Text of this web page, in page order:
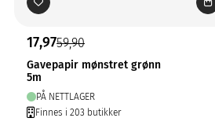
17,9759,90
Gavepapir mønstret grønn
5m
PÅ NETTLAGER
Finnes i 203 butikker